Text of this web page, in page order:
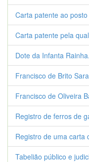
Carta patente ao
Carta patente pela
Dote da Infanta
Francisco de Brito
Francisco de Oliveira
Registro de ferros de
Registro de uma carta
Tabelião público e